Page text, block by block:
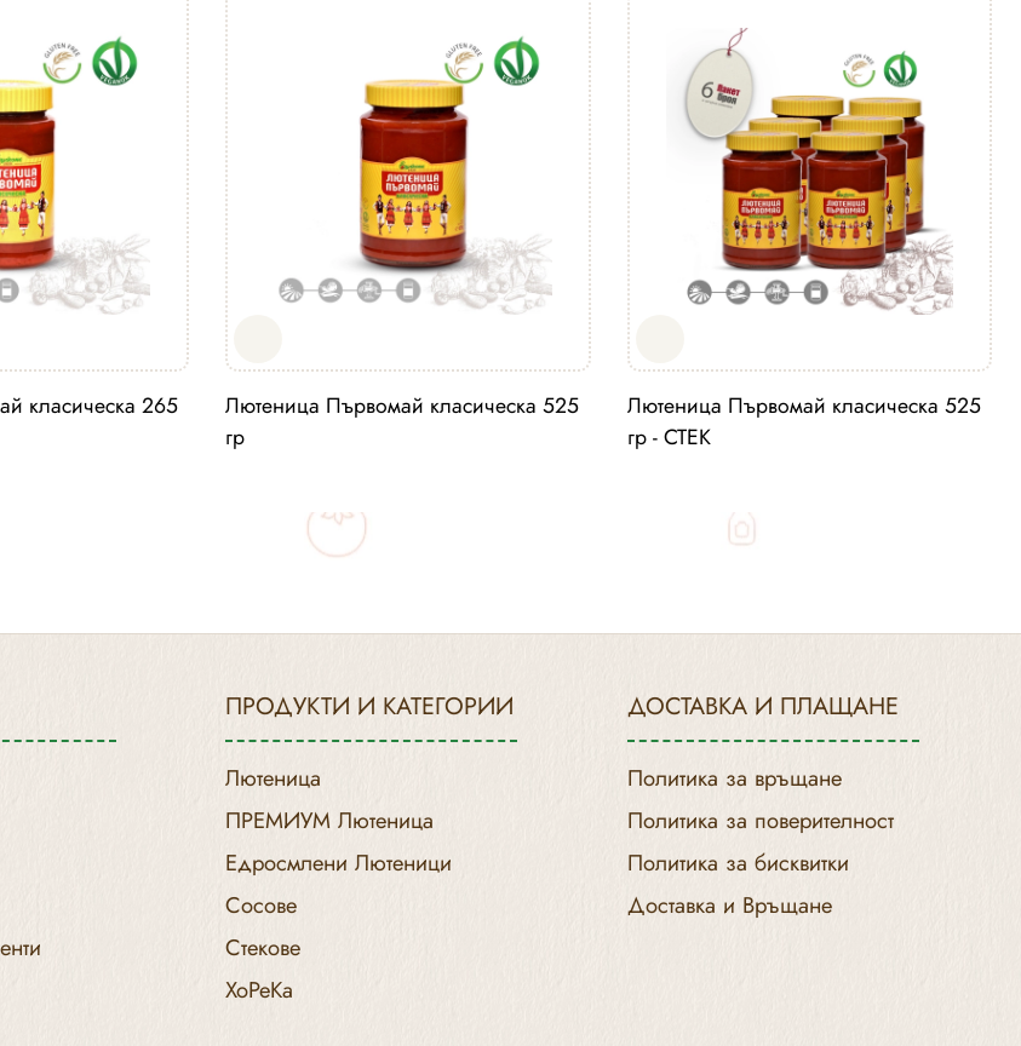
класическа 265
Лютеница Първомай класическа 525
гр
Лютеница Първомай класическа 525
гр - СТЕК
ПРОДУКТИ И КАТЕГОРИИ
Лютеница
ПРЕМИУМ Лютеница
Едросмлени Лютеници
Сосове
Стекове
ХоРеКа
ДОСТАВКА И ПЛАЩАНЕ
Политика за връщане
Политика за поверителност
Политика за бисквитки
Доставка и Връщане